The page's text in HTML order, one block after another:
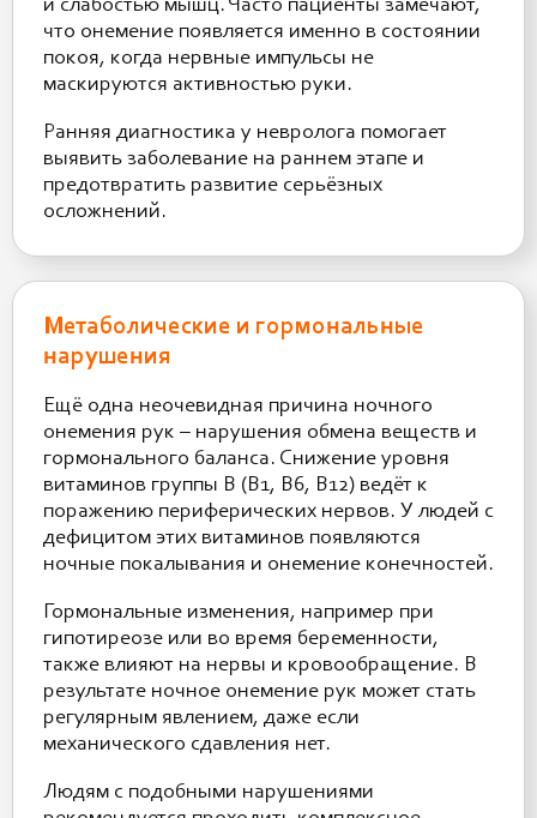
и слабостью мышц. Часто пациенты замечают,
что онемение появляется именно в состоянии
покоя, когда нервные импульсы не
маскируются активностью руки.
Ранняя диагностика у невролога помогает
выявить заболевание на раннем этапе и
предотвратить развитие серьёзных
осложнений.
Метаболические и гормональные
нарушения
Ещё одна неочевидная причина ночного
онемения рук – нарушения обмена веществ и
гормонального баланса. Снижение уровня
витаминов группы B (B1, B6, B12) ведёт к
поражению периферических нервов. У людей с
дефицитом этих витаминов появляются
ночные покалывания и онемение конечностей.
Гормональные изменения, например при
гипотиреозе или во время беременности,
также влияют на нервы и кровообращение. В
результате ночное онемение рук может стать
регулярным явлением, даже если
механического сдавления нет.
Людям с подобными нарушениями